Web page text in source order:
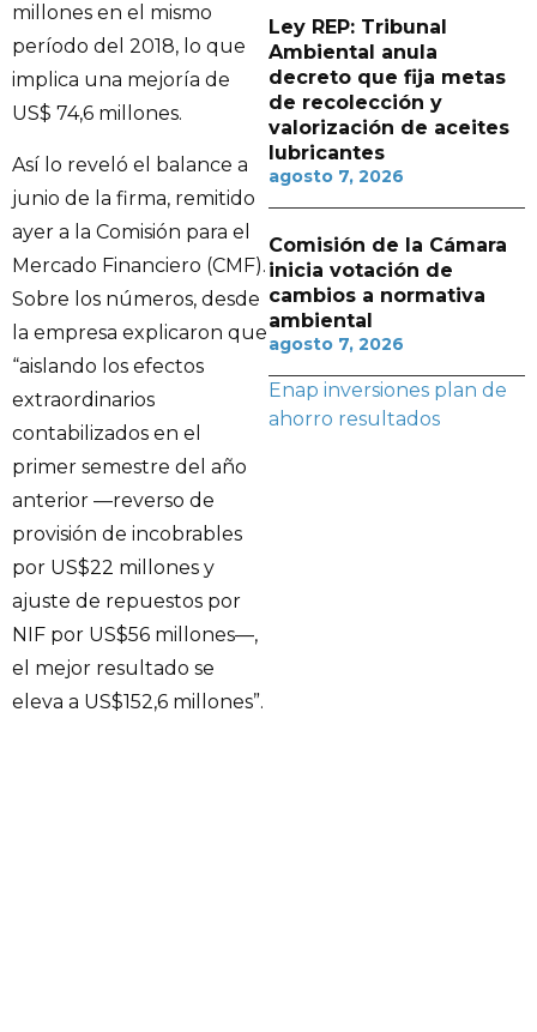
millones en el mismo
período del 2018, lo que
implica una mejoría de
US$ 74,6 millones.
Así lo reveló el balance a
junio de la firma, remitido
ayer a la Comisión para el
Mercado Financiero (CMF).
Sobre los números, desde
la empresa explicaron que
“aislando los efectos
extraordinarios
contabilizados en el
primer semestre del año
anterior —reverso de
provisión de incobrables
por US$22 millones y
ajuste de repuestos por
NIF por US$56 millones—,
el mejor resultado se
eleva a US$152,6 millones”.
Ley REP: Tribunal
Ambiental anula
decreto que fija metas
de recolección y
valorización de aceites
lubricantes
agosto 7, 2026
Comisión de la Cámara
inicia votación de
cambios a normativa
ambiental
agosto 7, 2026
Enap inversiones plan de
ahorro resultados